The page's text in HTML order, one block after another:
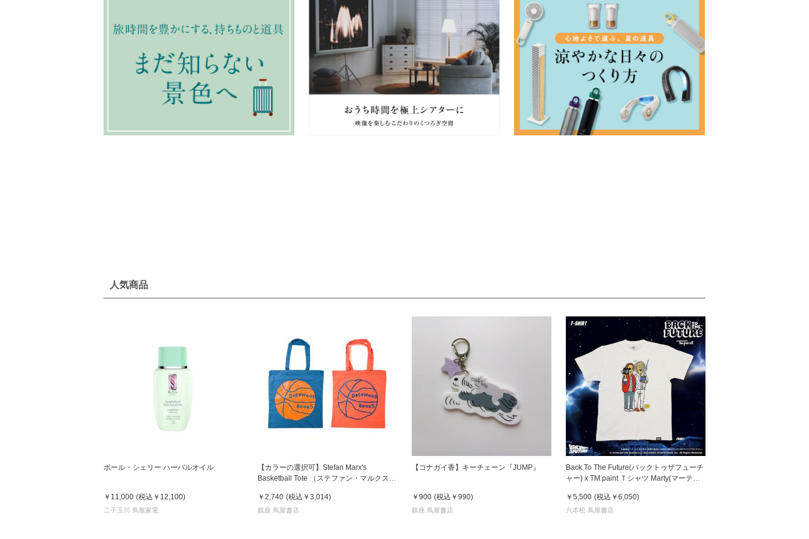
人気商品
ポール・シェリー ハーバルオイル
￥11,000 (税込 ￥12,100)
二子玉川 蔦屋家電
【カラーの選択可】Stefan Marx's
Basketball Tote （ステファン・マルクス）
￥2,740 (税込 ￥3,014)
銀座 蔦屋書店
【コナガイ香】キーチェーン『JUMP』
￥900 (税込 ￥990)
銀座 蔦屋書店
Back To The Future(バックトゥザフューチ
ャー) x TM paint Ｔシャツ Marty(マーティ)
￥5,500 (税込 ￥6,050)
六本松 蔦屋書店